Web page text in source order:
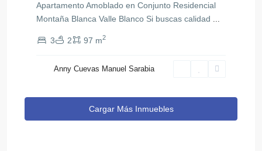
Apartamento Amoblado en Conjunto Residencial
Montaña Blanca Valle Blanco Si buscas calidad
3 2 97 m2
Anny Cuevas Manuel Sarabia
Cargar Más Inmuebles